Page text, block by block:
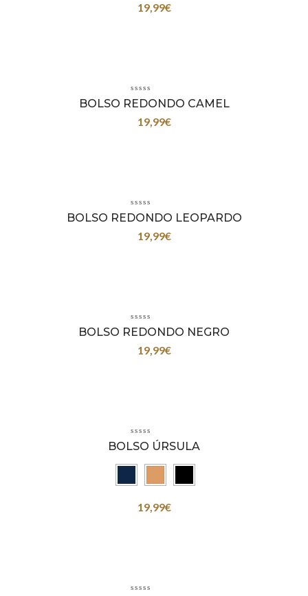
19,99€
BOLSO REDONDO CAMEL
19,99€
BOLSO REDONDO LEOPARDO
19,99€
BOLSO REDONDO NEGRO
19,99€
BOLSO ÚRSULA
19,99€